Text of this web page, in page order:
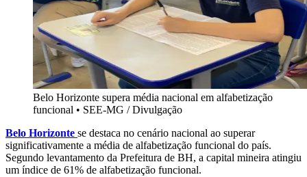
Belo Horizonte supera média nacional em alfabetização
funcional • SEE-MG / Divulgação
Belo Horizonte se destaca no cenário nacional ao superar
significativamente a média de alfabetização funcional do país.
Segundo levantamento da Prefeitura de BH, a capital mineira atingiu
um índice de 61% de alfabetização funcional.